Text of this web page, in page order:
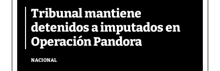
Tribunal mantiene
detenidos a imputados en
Operación Pandora
NACIONAL